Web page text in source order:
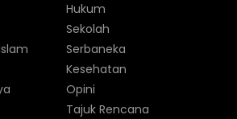
Hukum
Sekolah
Serbaneka
Kesehatan
Opini
Tajuk Rencana